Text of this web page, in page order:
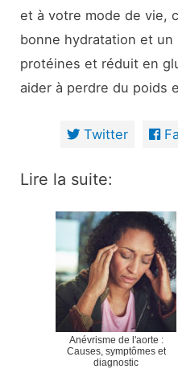
et à votre mode de vie,
bonne hydratation et un
protéines et réduit en
aider à perdre du poids
Twitter
Lire la suite:
Anévrisme de l'aorte :
Causes, symptômes et
diagnostic